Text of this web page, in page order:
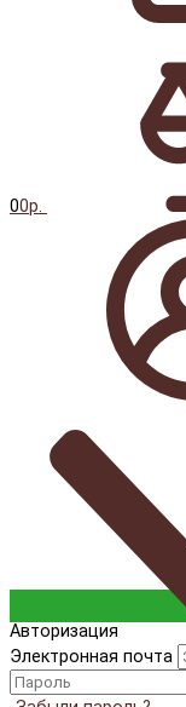
00р.
Авторизация
Электронная почта